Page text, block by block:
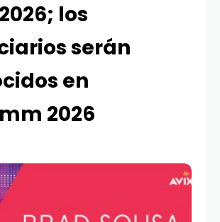
los
serán
en
2026